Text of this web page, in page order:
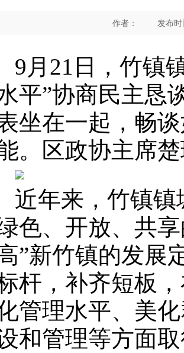
作者： 发布时
9月21日，竹镇
平”协商民主恳
坐在一起，畅
。区政协主席
近年来，竹镇
色、开放、共
”新竹镇的发展
杆，补齐短板
管理水平、美
和管理等方面